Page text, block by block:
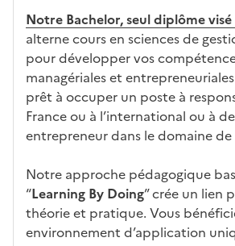
act
éris
tiq
ues
ssemen
t
ali
té
s
d
e
c
a
di
d
at
ur
ac
cè
s à
la
fo
rm
ati
Notre Bachelor, seul diplôme visé
alterne cours en sciences de
pour développer vos
managériales et
prêt à occuper un poste à
France ou à l’international ou à
entrepreneur dans le domaine de
Notre approche pédagogique
“Learning By Doing” crée un lien
théorie et pratique. Vous
environnement d’application